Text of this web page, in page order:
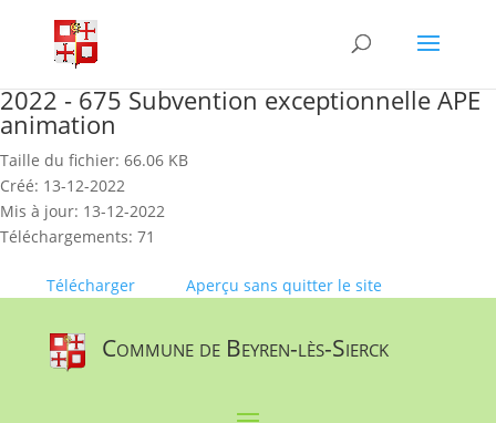
content
2022 - 675 Subvention exceptionnelle APE
animation
Taille du fichier: 66.06 KB
Créé: 13-12-2022
Mis à jour: 13-12-2022
Téléchargements: 71
Télécharger Aperçu sans quitter le site
Commune de Beyren-lès-Sierck